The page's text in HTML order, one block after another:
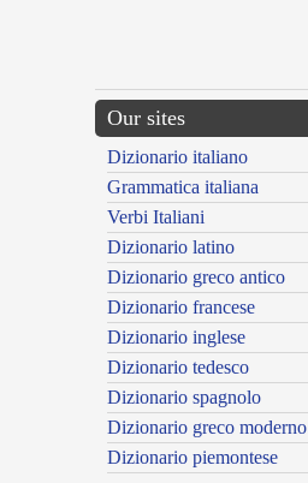
Our sites
Dizionario italiano
Grammatica italiana
Verbi Italiani
Dizionario latino
Dizionario greco antico
Dizionario francese
Dizionario inglese
Dizionario tedesco
Dizionario spagnolo
Dizionario greco moderno
Dizionario piemontese